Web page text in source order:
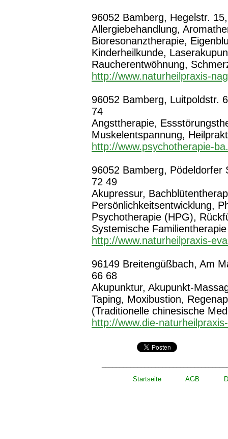
96052 Bamberg, Hegelstr.
Allergiebehandlung,
Bioresonanztherapie,
Kinderheilkunde,
Raucherentwöhnung,
http://www.naturheilpraxis-
96052 Bamberg, Luitpoldstr.
74
Angsttherapie,
Muskelentspannung,
http://www.psychotherapie-
96052 Bamberg, Pödeldorfer
72 49
Akupressur,
Persönlichkeitsentwicklung,
Psychotherapie (HPG),
Systemische Familientherapie
http://www.naturheilpraxis-
96149 Breitengüßbach, Am
66 68
Akupunktur, Akupunkt-
Taping, Moxibustion,
(Traditionelle chinesische
http://www.die-
Startseite
AGB